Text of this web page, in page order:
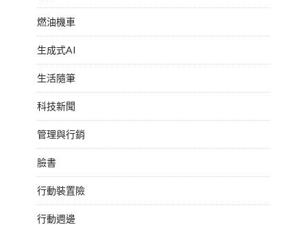
燃油機車
生成式AI
生活隨筆
科技新聞
管理與行銷
臉書
行動裝置險
行動週邊